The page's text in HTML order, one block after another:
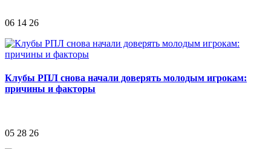
06 14 26
Клубы РПЛ снова начали доверять молодым игрокам:
причины и факторы
05 28 26